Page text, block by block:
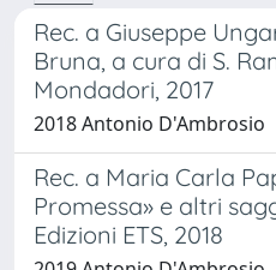
Rec. a Giuseppe
Bruna, a cura di S.
Mondadori, 2017
2018 Antonio D'Ambrosio
Rec. a Maria Carla
Promessa» e altri
Edizioni ETS, 2018